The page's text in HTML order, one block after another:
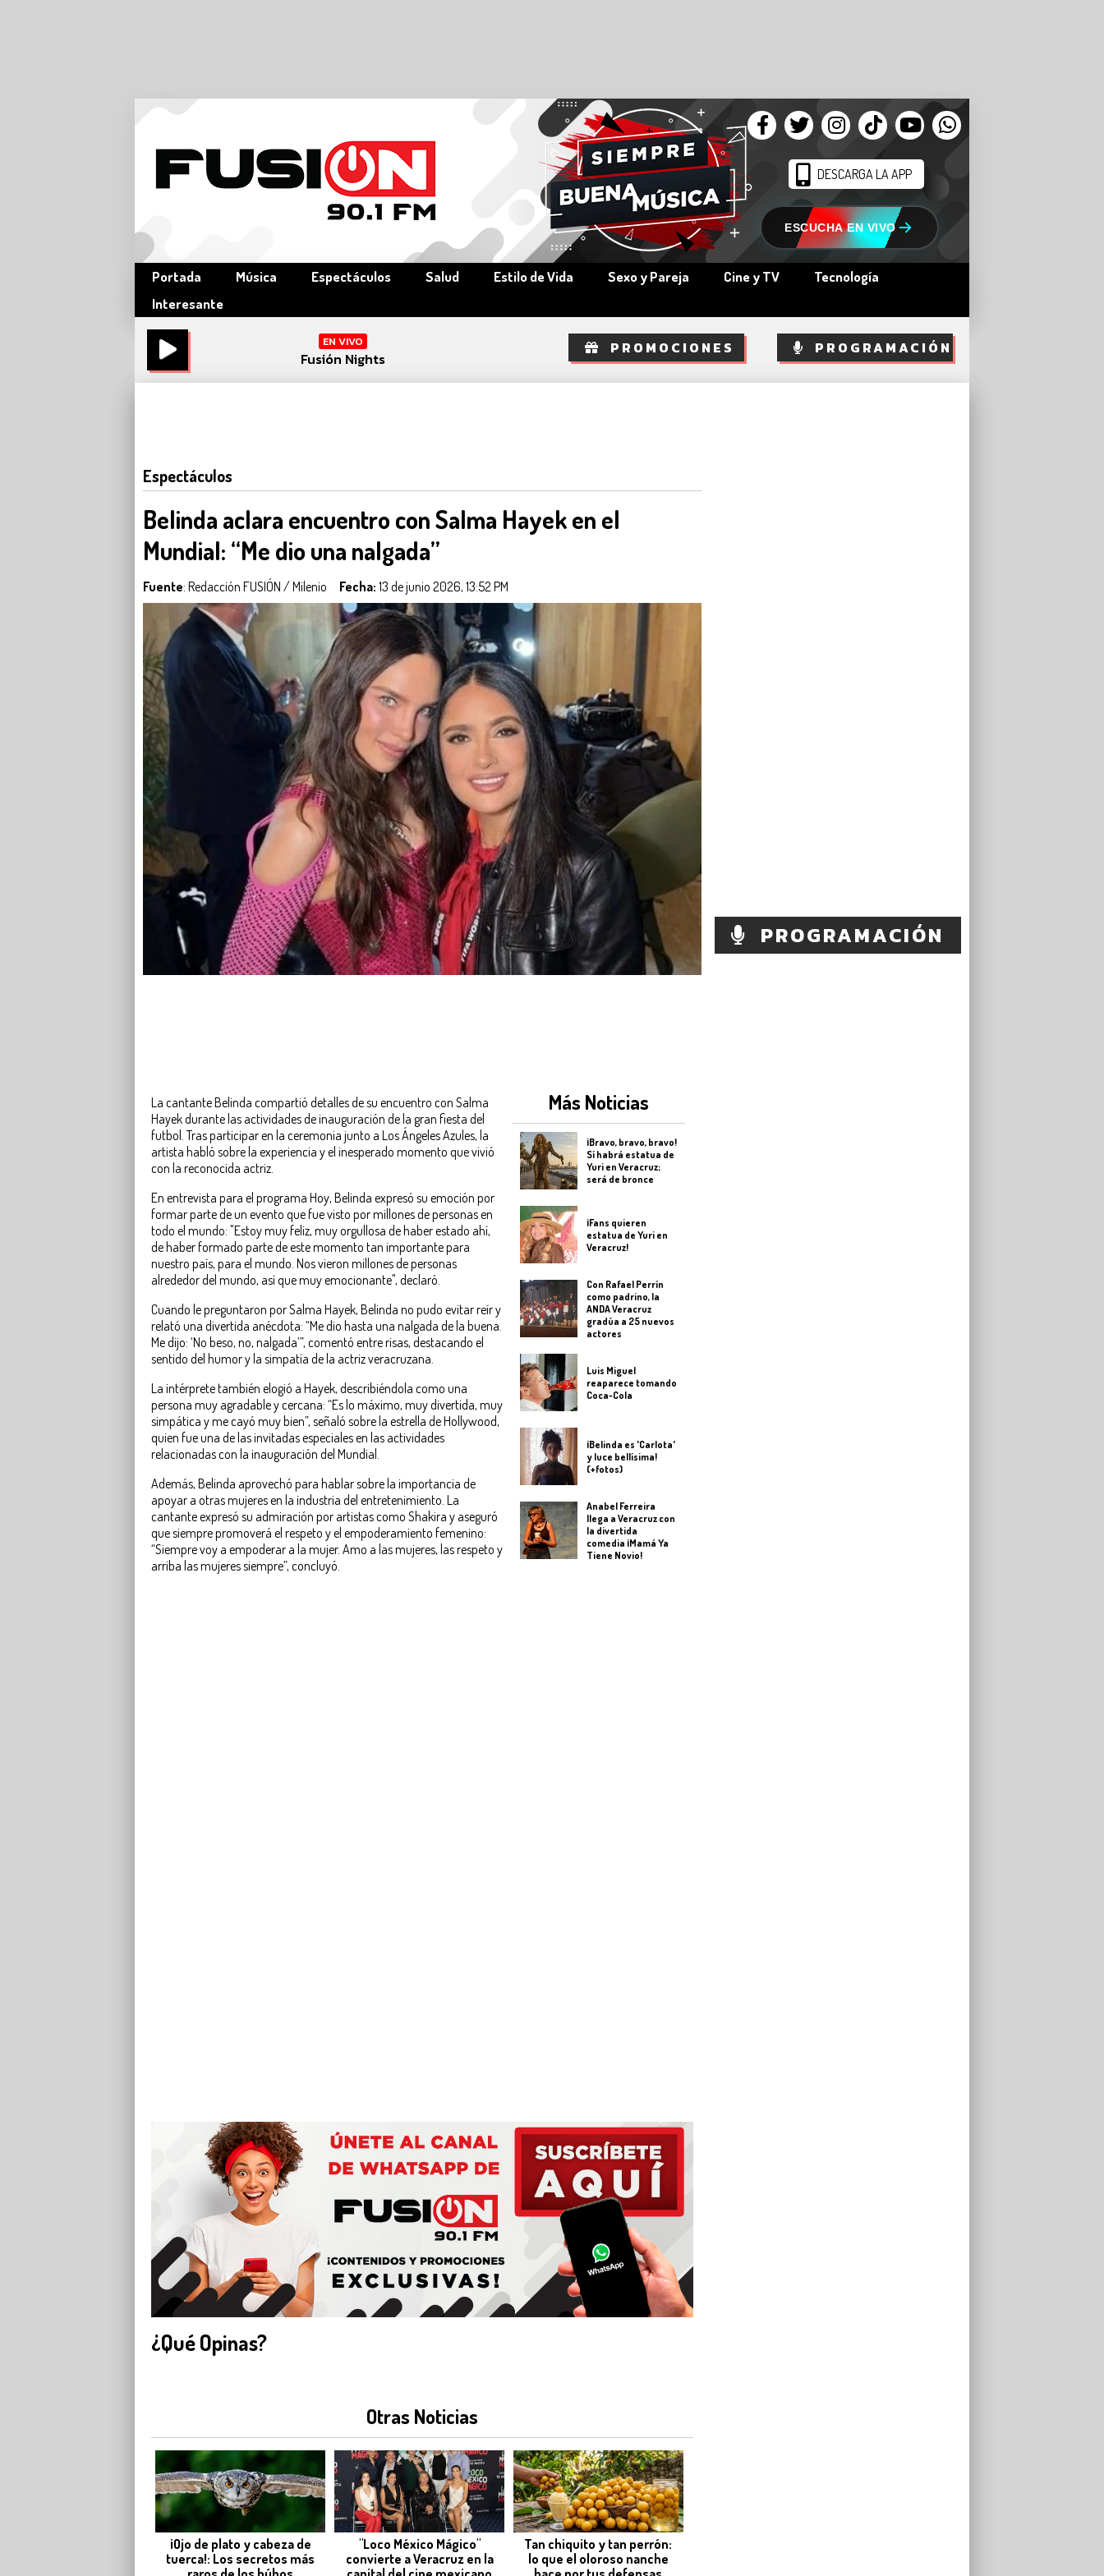
DESCARGA LA APP
ESCUCHA EN VIVO
Portada Música Espectáculos Salud Estilo de Vida Sexo y Pareja Cine y TV
Tecnología
Interesante
EN VIVO
Fusión Nights
PROMOCIONES PROGRAMACIÓN
PROGRAMACIÓN
Espectáculos
Belinda aclara encuentro con Salma Hayek en el
Mundial: “Me dio una nalgada”
Fuente: Redacción FUSIÓN / Milenio Fecha: 13 de junio 2026, 13:52 PM
La cantante Belinda compartió detalles de su encuentro con Salma
Hayek durante las actividades de inauguración de la gran fiesta del
futbol. Tras participar en la ceremonia junto a Los Ángeles Azules, la
artista habló sobre la experiencia y el inesperado momento que vivió
con la reconocida actriz.
En entrevista para el programa Hoy, Belinda expresó su emoción por
formar parte de un evento que fue visto por millones de personas en
todo el mundo: "Estoy muy feliz, muy orgullosa de haber estado ahí,
de haber formado parte de este momento tan importante para
nuestro país, para el mundo. Nos vieron millones de personas
alrededor del mundo, así que muy emocionante", declaró.
Cuando le preguntaron por Salma Hayek, Belinda no pudo evitar reír y
relató una divertida anécdota: “Me dio hasta una nalgada de la buena.
Me dijo: ‘No beso, no, nalgada’”, comentó entre risas, destacando el
sentido del humor y la simpatía de la actriz veracruzana.
La intérprete también elogió a Hayek, describiéndola como una
persona muy agradable y cercana: “Es lo máximo, muy divertida, muy
simpática y me cayó muy bien”, señaló sobre la estrella de Hollywood,
quien fue una de las invitadas especiales en las actividades
relacionadas con la inauguración del Mundial.
Además, Belinda aprovechó para hablar sobre la importancia de
apoyar a otras mujeres en la industria del entretenimiento. La
cantante expresó su admiración por artistas como Shakira y aseguró
que siempre promoverá el respeto y el empoderamiento femenino:
“Siempre voy a empoderar a la mujer. Amo a las mujeres, las respeto y
arriba las mujeres siempre”, concluyó.
Más Noticias
¡Bravo, bravo, bravo!
Sí habrá estatua de
Yuri en Veracruz;
será de bronce
¡Fans quieren
estatua de Yuri en
Veracruz!
Con Rafael Perrín
como padrino, la
ANDA Veracruz
gradúa a 25 nuevos
actores
Luis Miguel
reaparece tomando
Coca-Cola
¡Belinda es 'Carlota'
y luce bellísima!
(+fotos)
Anabel Ferreira
llega a Veracruz con
la divertida
comedia ¡Mamá Ya
Tiene Novio!
¿Qué Opinas?
Otras Noticias
¡Ojo de plato y cabeza de
tuerca!: Los secretos más
"Loco México Mágico"
convierte a Veracruz en la
Tan chiquito y tan perrón:
lo que el oloroso nanche